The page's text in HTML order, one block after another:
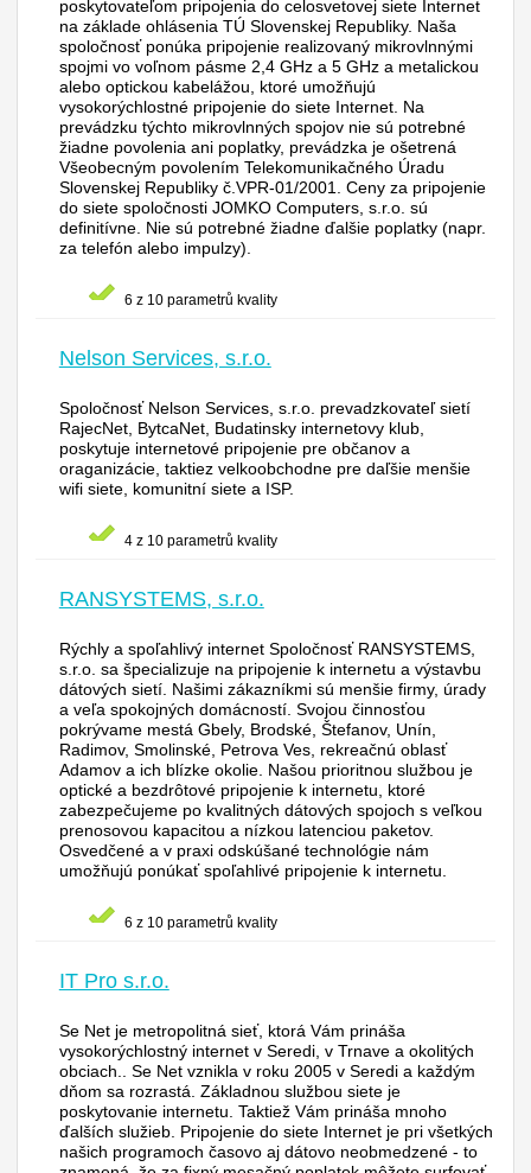
poskytovateľom pripojenia do celosvetovej siete Internet
na základe ohlásenia TÚ Slovenskej Republiky. Naša
spoločnosť ponúka pripojenie realizovaný mikrovlnnými
spojmi vo voľnom pásme 2,4 GHz a 5 GHz a metalickou
alebo optickou kabelážou, ktoré umožňujú
vysokorýchlostné pripojenie do siete Internet. Na
prevádzku týchto mikrovlnných spojov nie sú potrebné
žiadne povolenia ani poplatky, prevádzka je ošetrená
Všeobecným povolením Telekomunikačného Úradu
Slovenskej Republiky č.VPR-01/2001. Ceny za pripojenie
do siete spoločnosti JOMKO Computers, s.r.o. sú
definitívne. Nie sú potrebné žiadne ďalšie poplatky (napr.
za telefón alebo impulzy).
6 z 10 parametrů kvality
Nelson Services, s.r.o.
Spoločnosť Nelson Services, s.r.o. prevadzkovateľ sietí
RajecNet, BytcaNet, Budatinsky internetovy klub,
poskytuje internetové pripojenie pre občanov a
oraganizácie, taktiez velkoobchodne pre daľšie menšie
wifi siete, komunitní siete a ISP.
4 z 10 parametrů kvality
RANSYSTEMS, s.r.o.
Rýchly a spoľahlivý internet Spoločnosť RANSYSTEMS,
s.r.o. sa špecializuje na pripojenie k internetu a výstavbu
dátových sietí. Našimi zákazníkmi sú menšie firmy, úrady
a veľa spokojných domácností. Svojou činnosťou
pokrývame mestá Gbely, Brodské, Štefanov, Unín,
Radimov, Smolinské, Petrova Ves, rekreačnú oblasť
Adamov a ich blízke okolie. Našou prioritnou službou je
optické a bezdrôtové pripojenie k internetu, ktoré
zabezpečujeme po kvalitných dátových spojoch s veľkou
prenosovou kapacitou a nízkou latenciou paketov.
Osvedčené a v praxi odskúšané technológie nám
umožňujú ponúkať spoľahlivé pripojenie k internetu.
6 z 10 parametrů kvality
IT Pro s.r.o.
Se Net je metropolitná sieť, ktorá Vám prináša
vysokorýchlostný internet v Seredi, v Trnave a okolitých
obciach.. Se Net vznikla v roku 2005 v Seredi a každým
dňom sa rozrastá. Základnou službou siete je
poskytovanie internetu. Taktiež Vám prináša mnoho
ďalších služieb. Pripojenie do siete Internet je pri všetkých
našich programoch časovo aj dátovo neobmedzené - to